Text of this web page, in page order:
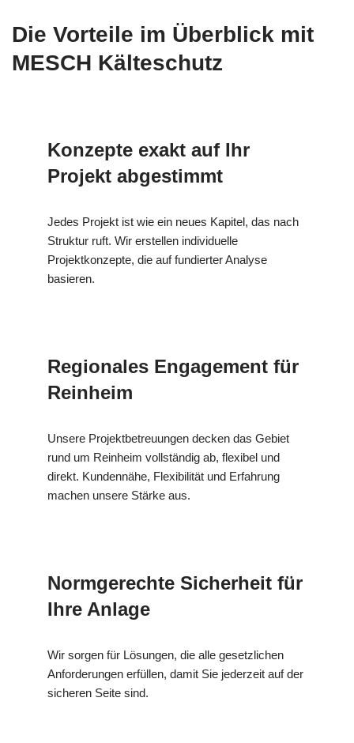
Die Vorteile im Überblick mit
MESCH Kälteschutz
Konzepte exakt auf Ihr
Projekt abgestimmt
Jedes Projekt ist wie ein neues Kapitel, das nach
Struktur ruft. Wir erstellen individuelle
Projektkonzepte, die auf fundierter Analyse
basieren.
Regionales Engagement für
Reinheim
Unsere Projektbetreuungen decken das Gebiet
rund um Reinheim vollständig ab, flexibel und
direkt. Kundennähe, Flexibilität und Erfahrung
machen unsere Stärke aus.
Normgerechte Sicherheit für
Ihre Anlage
Wir sorgen für Lösungen, die alle gesetzlichen
Anforderungen erfüllen, damit Sie jederzeit auf der
sicheren Seite sind.